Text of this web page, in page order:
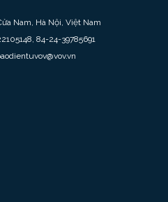
Nam, Hà Nội, Việt Nam
84-24-39785691